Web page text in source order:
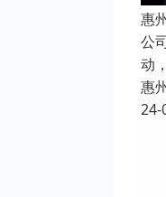
惠
公
动
惠
24-